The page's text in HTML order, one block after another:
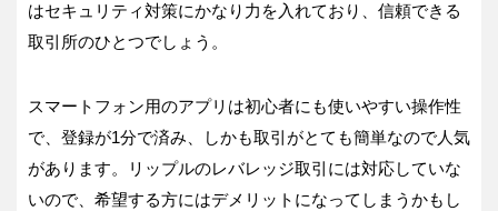
はセキュリティ対策にかなり力を入れており、信頼できる
取引所のひとつでしょう。
スマートフォン用のアプリは初心者にも使いやすい操作性
で、登録が1分で済み、しかも取引がとても簡単なので人気
があります。リップルのレバレッジ取引には対応していな
いので、希望する方にはデメリットになってしまうかもし